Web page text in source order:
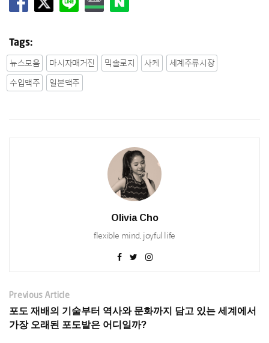
Tags:
뉴스모음 마시자매거진 믹솔로지 사케
세계주류시장
수입맥주
일본맥주
Olivia Cho
flexible mind, joyful life
Previous Article
포도 재배의 기술부터 역사와 문화까지 담고 있는 세계에서
가장 오래된 포도밭은 어디일까?